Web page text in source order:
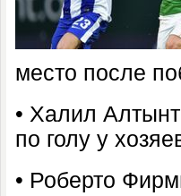
место после
• Халил
по голу у
• Роберто